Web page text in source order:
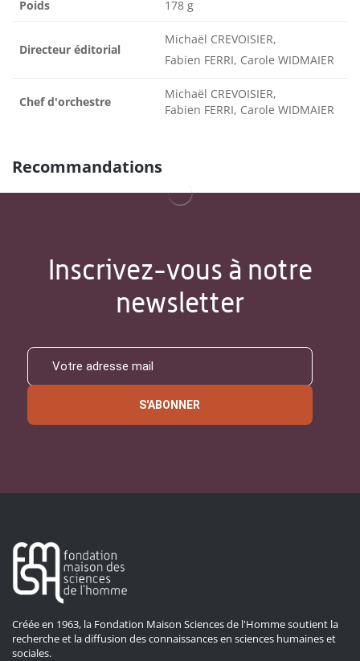
Poids 178 g
Directeur éditorial
Michaël CREVOISIER,
Fabien FERRI, Carole WIDMAIER
Chef d'orchestre
Michaël CREVOISIER,
Fabien FERRI, Carole WIDMAIER
Recommandations
Inscrivez-vous à notre
newsletter
S'ABONNER
Créée en 1963, la Fondation Maison Sciences de l'Homme soutient la
recherche et la diffusion des connaissances en sciences humaines et
sociales.